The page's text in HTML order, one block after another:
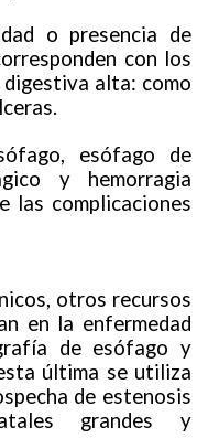
o presencia de
con los
digestiva alta: como
esófago de
y hemorragia
las complicaciones
otros recursos
en la enfermedad
de esófago y
última se utiliza
de estenosis
grandes y